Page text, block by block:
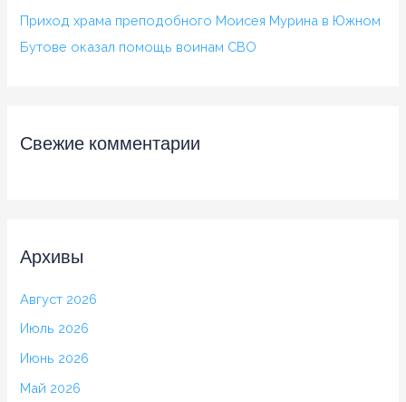
Приход храма преподобного Моисея Мурина в Южном
Бутове оказал помощь воинам СВО
Свежие комментарии
Архивы
Август 2026
Июль 2026
Июнь 2026
Май 2026